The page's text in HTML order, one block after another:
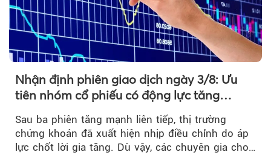
Nhận định phiên giao dịch ngày 3/8: Ưu
tiên nhóm cổ phiếu có động lực tăng
Sau ba phiên tăng mạnh liên tiếp, thị trường
chứng khoán đã xuất hiện nhịp điều chỉnh do áp
lực chốt lời gia tăng. Dù vậy, các chuyên gia cho